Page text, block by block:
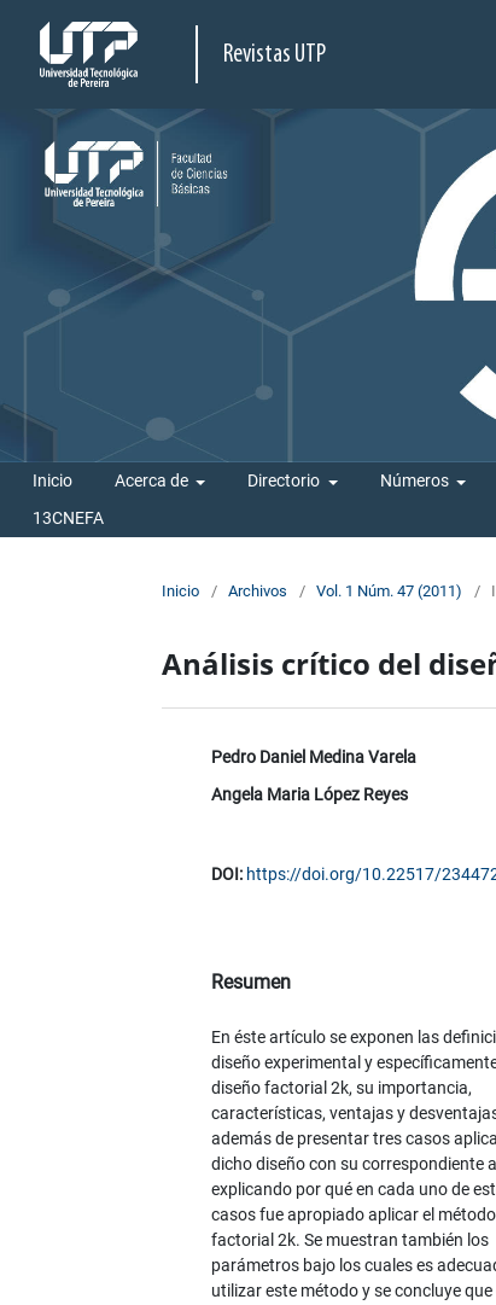
Revistas UTP
Inicio Acerca de Directorio Números
13CNEFA
Inicio / Archivos / Vol. 1 Núm. 47 (2011) /
Análisis crítico del
Pedro Daniel Medina Varela
Angela Maria López Reyes
DOI: https://doi.org/10.22517/
Resumen
En éste artículo se exponen las
diseño experimental y
diseño factorial 2k, su importancia,
características, ventajas y
además de presentar tres casos
dicho diseño con su correspondiente
explicando por qué en cada uno de
casos fue apropiado aplicar el método
factorial 2k. Se muestran también los
parámetros bajo los cuales es
utilizar este método y se concluye que